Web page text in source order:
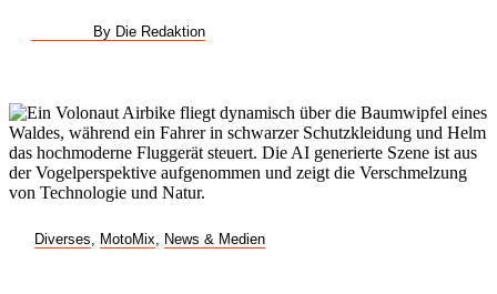
By Die Redaktion
Diverses MotoMix News & Medien